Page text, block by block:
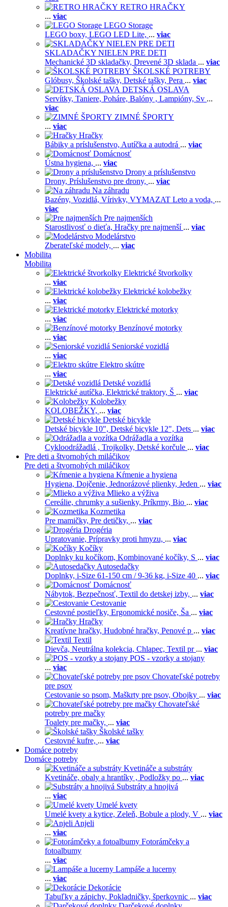
RETRO HRAČKY
... viac
LEGO Storage
LEGO boxy, LEGO LED Lite, ... viac
SKLADAČKY NIELEN PRE DETI
Mechanické 3D skladačky, Drevené 3D sklada ... viac
ŠKOLSKÉ POTREBY
Glóbusy, Školské tašky, Detské tašky, Pera ... viac
DETSKÁ OSLAVA
Servítky, Taniere, Poháre, Balóny , Lampióny, Sv ...
viac
ZIMNÉ ŠPORTY
... viac
Hračky
Bábiky a príslušenstvo, Autíčka a autodrá ... viac
Domácnosť
Ústna hygiena, ... viac
Drony a príslušenstvo
Drony, Príslušenstvo pre drony, ... viac
Na záhradu
Bazény, Vozidlá, Vírivky, VYMAZAT Leto a voda, ...
viac
Pre najmenších
Starostlivosť o dieťa, Hračky pre najmenší ... viac
Modelárstvo
Zberateľské modely, ... viac
Mobilita
Mobilita
Elektrické štvorkolky
... viac
Elektrické kolobežky
... viac
Elektrické motorky
... viac
Benzínové motorky
... viac
Seniorské vozidlá
... viac
Elektro skútre
... viac
Detské vozidlá
Elektrické autíčka, Elektrické traktory, Š ... viac
Kolobežky
KOLOBEŽKY, ... viac
Detské bicykle
Detské bicykle 10", Detské bicykle 12", Dets ... viac
Odrážadla a vozítka
Cykloodrážadlá , Trojkolky, Detské korčule ... viac
Pre deti a štvornohých miláčikov
Pre deti a štvornohých miláčikov
Kŕmenie a hygiena
Hygiena, Dojčenie, Jednorázové plienky, Jeden ... viac
Mlieko a výživa
Cereálie, chrumky a sušienky, Príkrmy, Bio ... viac
Kozmetika
Pre mamičky, Pre detičky, ... viac
Drogéria
Upratovanie, Prípravky proti hmyzu, ... viac
Kočíky
Doplnky ku kočíkom, Kombinované kočíky, S ... viac
Autosedačky
Doplnky, i-Size 61-150 cm / 9-36 kg, i-Size 40 ... viac
Domácnosť
Nábytok, Bezpečnosť, Textil do detskej izby, ... viac
Cestovanie
Cestovné postieľky, Ergonomické nosiče, Ša ... viac
Hračky
Kreatívne hračky, Hudobné hračky, Penové p ... viac
Textil
Dievča, Neutrálna kolekcia, Chlapec, Textil pr ... viac
POS - vzorky a stojany
... viac
Chovateľské potreby
pre psov
Cestovanie so psom, Maškrty pre psov, Obojky ... viac
Chovateľské
potreby pre mačky
Toalety pre mačky, ... viac
Školské tašky
Cestovné kufre, ... viac
Domáce potreby
Domáce potreby
Kvetináče a substráty
Kvetináče, obaly a hrantíky , Podložky po ... viac
Substráty a hnojivá
... viac
Umelé kvety
Umelé kvety a kytice, Zeleň, Bobule a plody, V ... viac
Anjeli
... viac
Fotorámčeky a
fotoalbumy
... viac
Lampáše a lucerny
... viac
Dekorácie
Tabuľky a zápichy, Pokladničky, šperkovnic ... viac